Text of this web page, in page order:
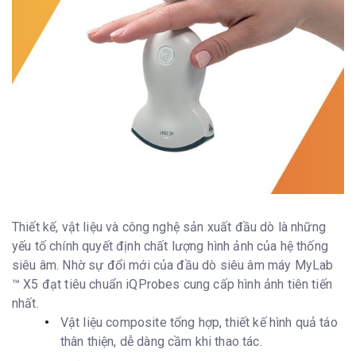
Thiết kế, vật liệu và công nghệ sản xuất đầu dò là những
yếu tố chính quyết định chất lượng hình ảnh của hệ thống
siêu âm. Nhờ sự đổi mới của đầu dò siêu âm máy MyLab
™ X5 đạt tiêu chuẩn iQProbes cung cấp hình ảnh tiên tiến
nhất.
Vật liệu composite tổng hợp, thiết kế hình quả táo
thân thiện, dễ dàng cầm khi thao tác.